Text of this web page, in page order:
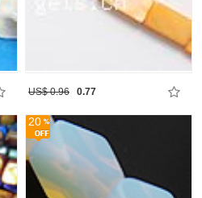
US$ 0.96 0.77
20